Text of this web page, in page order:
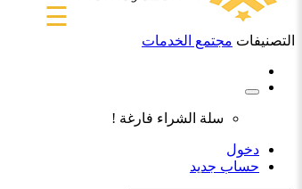
☰
التصنيفات مجتمع الخدمات
سلة الشراء فارغة !
دخول
حساب جديد